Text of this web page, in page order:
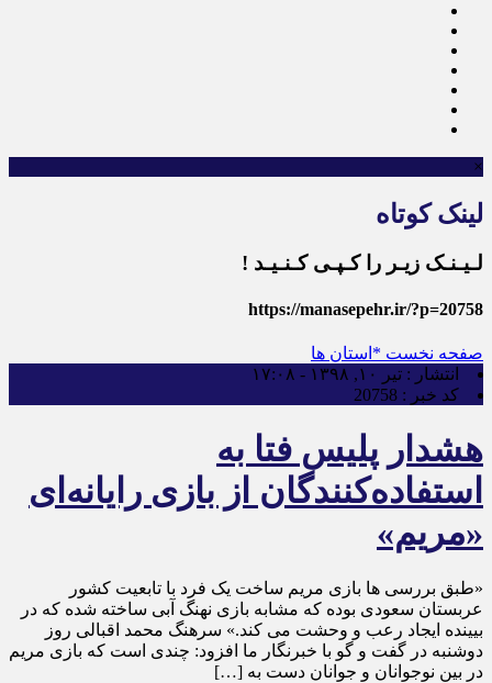
×
لینک کوتاه
لـیـنـک زیـر را کـپـی کـنـیـد !
https://manasepehr.ir/?p=20758
صفحه نخست *استان ها
انتشار : تیر ۱۰, ۱۳۹۸ - ۱۷:۰۸
کد خبر : 20758
هشدار پلیس فتا به
استفاده‌کنندگان از بازی رایانه‌ای
«مریم»
«طبق بررسی ها بازی مریم ساخت یک فرد با تابعیت کشور
عربستان سعودی بوده که مشابه بازی نهنگ آبی ساخته شده که در
بیینده ایجاد رعب و وحشت می کند.» سرهنگ محمد اقبالی روز
دوشنبه در گفت و گو با خبرنگار ما افزود: چندی است که بازی مریم
در بین نوجوانان و جوانان دست به […]